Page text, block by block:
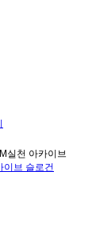
실천 아카이브
이브 슬로건